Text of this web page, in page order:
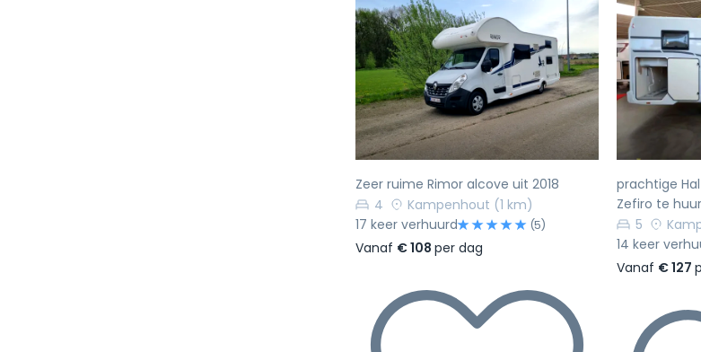
Vorige Volgende
Zeer ruime Rimor alcove uit 2018
4
Kampenhout (1 km)
17 keer verhuurd
(5)
Vanaf € 108 per dag
Vorige
prachtige
Zefiro te
5
14 keer
Vanaf € 127